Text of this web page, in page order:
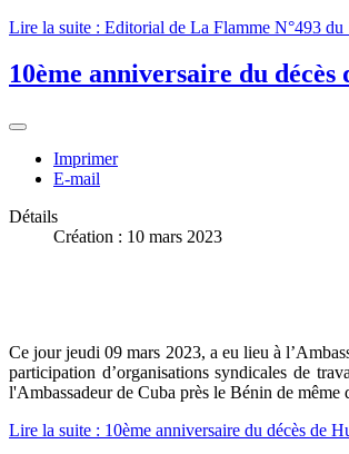
Lire la suite : Editorial de La Flamme N°493
10ème anniversaire du
Imprimer
E-mail
Détails
Création : 10 mars 2023
Ce jour jeudi 09 mars 2023, a eu lieu à
participation d’organisations syndicales de
l'Ambassadeur de Cuba près le Bénin de
Lire la suite : 10ème anniversaire du décès de